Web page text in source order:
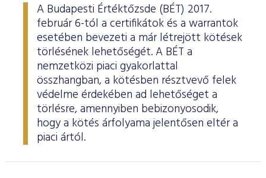
A Budapesti Értéktőzsde (BÉT) 2017.
február 6-tól a certifikátok és a warrantok
esetében bevezeti a már létrejött kötések
törlésének lehetőségét. A BÉT a
nemzetközi piaci gyakorlattal
összhangban, a kötésben résztvevő felek
védelme érdekében ad lehetőséget a
törlésre, amennyiben bebizonyosodik,
hogy a kötés árfolyama jelentősen eltér a
piaci ártól.